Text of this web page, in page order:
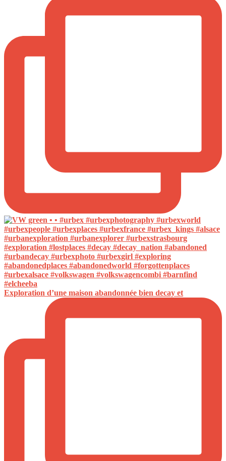
Exploration d’une maison abandonnée bien decay et